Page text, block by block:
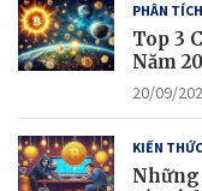
PHÂN TÍCH
Top 3
Năm
20/09/
KIẾN THỨC
Những